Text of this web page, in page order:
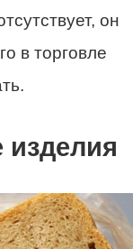
он
в торговле
изделия